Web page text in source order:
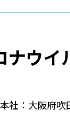
ナウイ
社：大阪府